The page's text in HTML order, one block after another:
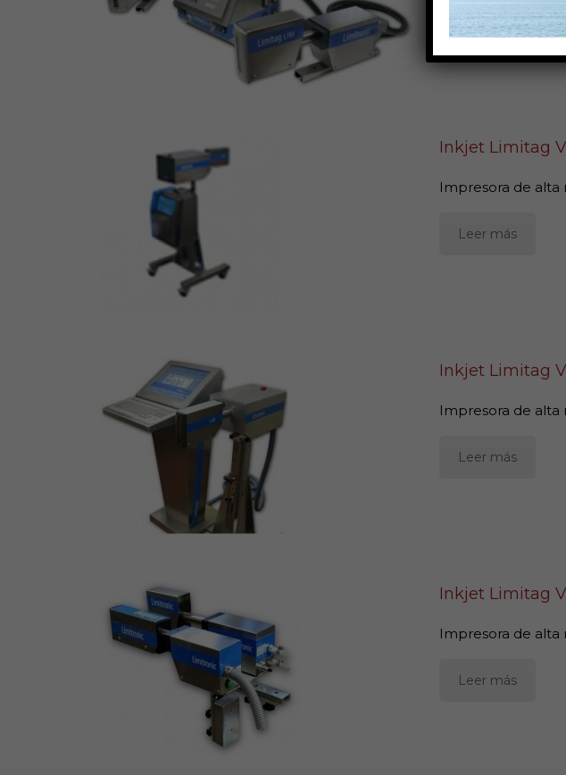
Leer más
Inkjet Limitag
Impresora de
Leer más
Inkjet Limitag
Impresora de
Leer más
Inkjet Limitag
Impresora de
Leer más